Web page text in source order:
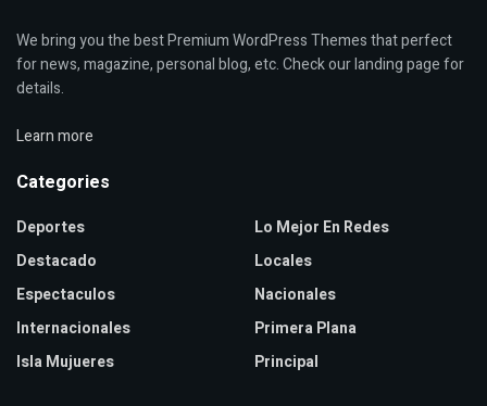
We bring you the best Premium WordPress Themes that perfect
for news, magazine, personal blog, etc. Check our landing page for
details.
Learn more
Categories
Deportes
Destacado
Espectaculos
Internacionales
Isla Mujueres
Lo Mejor En Redes
Locales
Nacionales
Primera Plana
Principal